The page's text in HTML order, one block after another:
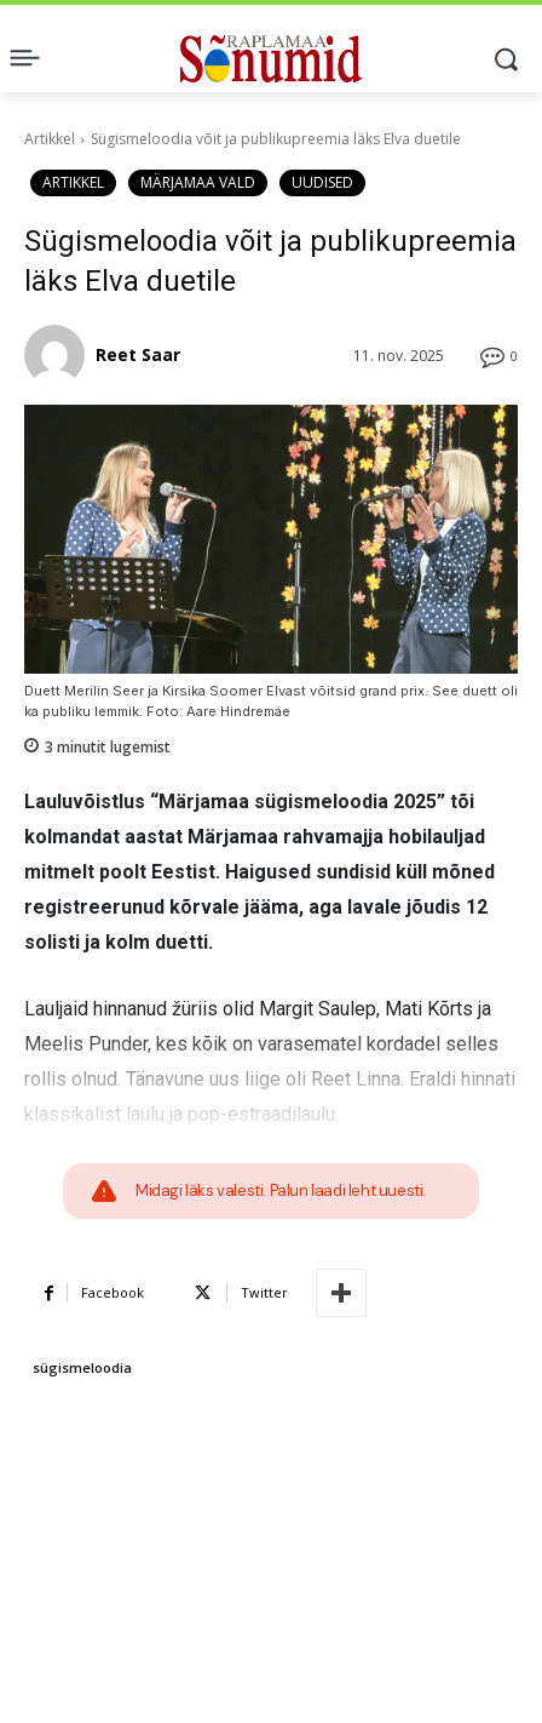
Artikkel Sügismeloodia võit ja publikupreemia läks Elva duetile
ARTIKKEL MÄRJAMAA VALD UUDISED
Sügismeloodia võit ja publikupreemia
läks Elva duetile
0
11. nov. 2025
Reet Saar
Duett Merilin Seer ja Kirsika Soomer Elvast võitsid grand prix. See duett oli
ka publiku lemmik. Foto: Aare Hindremäe
3 minutit lugemist
Lauluvõistlus “Märjamaa sügismeloodia 2025” tõi
kolmandat aastat Märjamaa rahvamajja hobilauljad
mitmelt poolt Eestist. Haigused sundisid küll mõned
registreerunud kõrvale jääma, aga lavale jõudis 12
solisti ja kolm duetti.
Lauljaid hinnanud žüriis olid Margit Saulep, Mati Kõrts ja
Meelis Punder, kes kõik on varasematel kordadel selles
rollis olnud. Tänavune uus liige oli Reet Linna. Eraldi hinnati
klassikalist laulu ja pop-estraadilaulu.
Midagi läks valesti. Palun laadi leht uuesti.
Facebook Twitter
sügismeloodia